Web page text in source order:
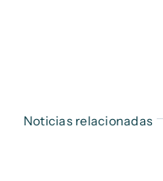
Noticias relacionadas